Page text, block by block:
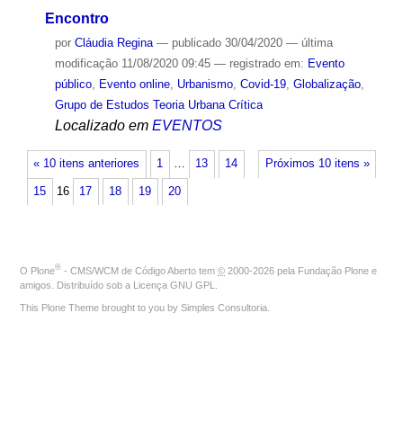
Encontro
por Cláudia Regina — publicado30/04/2020 — última
modificação11/08/2020 09:45 — registrado em: Evento
público, Evento online, Urbanismo, Covid-19, Globalização,
Grupo de Estudos Teoria Urbana Crítica
Localizado em EVENTOS
« 10 itens anteriores Próximos 10 itens »
1 … 13 14
15 16 17 18 19 20
O Plone® - CMS/WCM de Código Aberto tem © 2000-2026 pela Fundação Plone e
amigos. Distribuído sob a Licença GNU GPL
This Plone Theme brought to you by Simples Consultoria